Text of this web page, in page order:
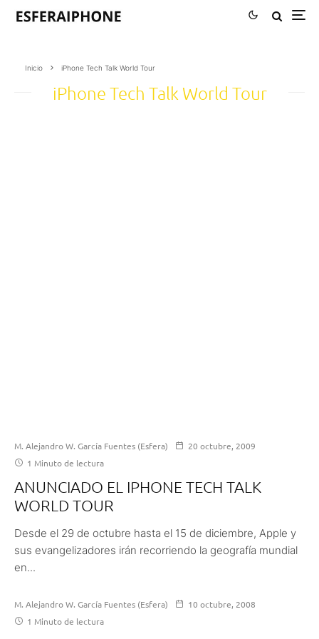
Inicio iPhone Tech Talk World Tour
iPhone Tech Talk World Tour
M. Alejandro W. García Fuentes (Esfera)
20 octubre, 2009
1 Minuto de lectura
ANUNCIADO EL IPHONE TECH TALK
WORLD TOUR
Desde el 29 de octubre hasta el 15 de diciembre, Apple y
sus evangelizadores irán recorriendo la geografía mundial
en...
M. Alejandro W. García Fuentes (Esfera)
10 octubre, 2008
1 Minuto de lectura